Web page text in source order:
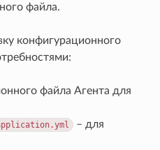
файла.
конфигурационного
файла Агента для
– для